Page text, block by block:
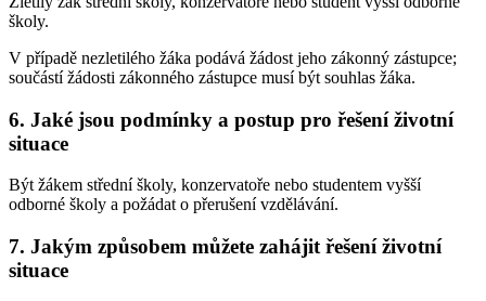
školy.
V případě nezletilého žáka podává žádost jeho zákonný zástupce;
součástí žádosti zákonného zástupce musí být souhlas žáka.
6. Jaké jsou podmínky a postup pro řešení životní
situace
Být žákem střední školy, konzervatoře nebo studentem vyšší
odborné školy a požádat o přerušení vzdělávání.
7. Jakým způsobem můžete zahájit řešení životní
situace